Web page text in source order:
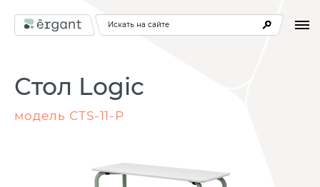
Искать на сайте
Стол Logic
модель СТS-11-Р